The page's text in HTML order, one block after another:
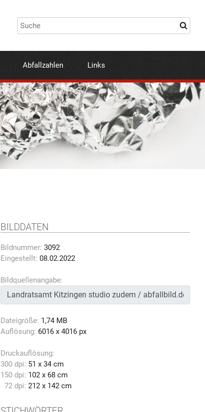
Abfallzahlen Links
BILDDATEN
Bildnummer: 3092
Eingestellt: 08.02.2022
Bildquellenangabe:
Dateigröße: 1,74 MB
Auflösung: 6016 x 4016 px
Druckauflösung:
300 dpi: 51 x 34 cm
150 dpi: 102 x 68 cm
72 dpi: 212 x 142 cm